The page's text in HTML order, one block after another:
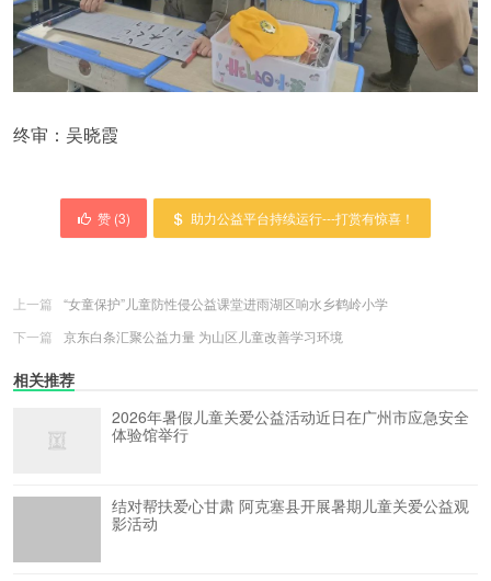
终审：吴晓霞
赞 (3) 助力公益平台持续运行---打赏有惊喜！
上一篇
“女童保护”儿童防性侵公益课堂进雨湖区响水乡鹤岭小学
下一篇
京东白条汇聚公益力量 为山区儿童改善学习环境
相关推荐
2026年暑假儿童关爱公益活动近日在广州市应急安全
体验馆举行
结对帮扶爱心甘肃 阿克塞县开展暑期儿童关爱公益观
影活动